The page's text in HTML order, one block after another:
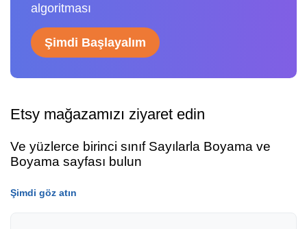
algoritması
Şimdi Başlayalım
Etsy mağazamızı ziyaret edin
Ve yüzlerce birinci sınıf Sayılarla Boyama ve
Boyama sayfası bulun
Şimdi göz atın